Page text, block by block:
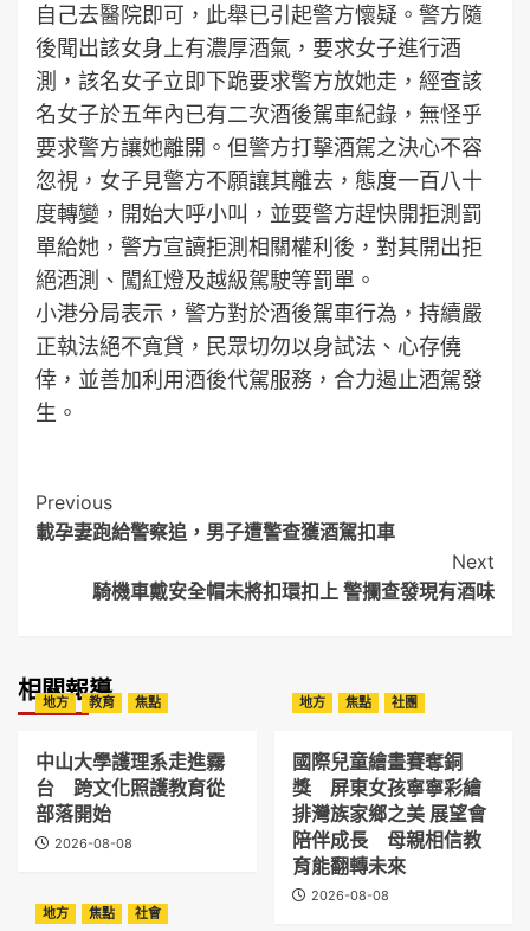
自己去醫院即可，此舉已引起警方懷疑。警方隨
後聞出該女身上有濃厚酒氣，要求女子進行酒
測，該名女子立即下跪要求警方放她走，經查該
名女子於五年內已有二次酒後駕車紀錄，無怪乎
要求警方讓她離開。但警方打擊酒駕之決心不容
忽視，女子見警方不願讓其離去，態度一百八十
度轉變，開始大呼小叫，並要警方趕快開拒測罰
單給她，警方宣讀拒測相關權利後，對其開出拒
絕酒測、闖紅燈及越級駕駛等罰單。
小港分局表示，警方對於酒後駕車行為，持續嚴
正執法絕不寬貸，民眾切勿以身試法、心存僥
倖，並善加利用酒後代駕服務，合力遏止酒駕發
生。
Post
Navigation
Previous
載孕妻跑給警察追，男子遭警查獲酒駕扣車
Next
騎機車戴安全帽未將扣環扣上 警攔查發現有酒味
相關報導
地方 教育 焦點
中山大學護理系走進霧
台 跨文化照護教育從
部落開始
2026-08-08
地方 焦點 社團
國際兒童繪畫賽奪銅
獎 屏東女孩寧寧彩繪
排灣族家鄉之美 展望會
陪伴成長 母親相信教
育能翻轉未來
2026-08-08
地方
焦點 社會